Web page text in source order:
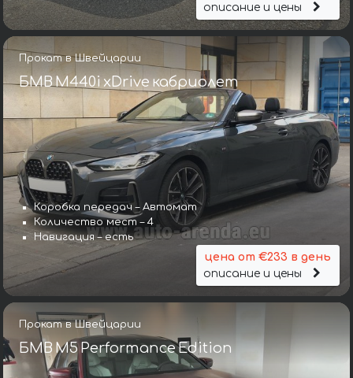
описание и цены
Прокат в Швейцарии
БМВ M440i xDrive кабриолет
Коробка передач – Автомат
Количество мест – 4
Навигация – есть
цена от €233 в день
описание и цены
Прокат в Швейцарии
БМВ M5 Performance Edition